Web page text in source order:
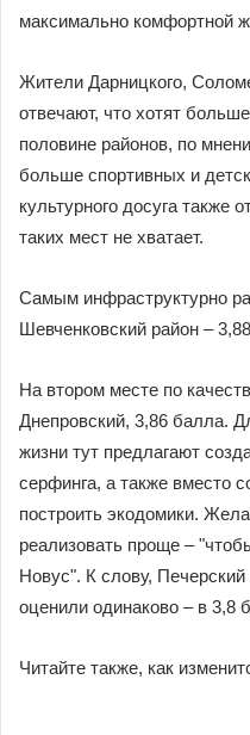
максимально комфортной
Жители Дарницкого,
отвечают, что хотят
половине районов, по
больше спортивных и
культурного досуга также
таких мест не хватает.
Самым инфраструктурно
Шевченковский район –
На втором месте по
Днепровский, 3,86 балла.
жизни тут предлагают
серфинга, а также вместо
построить экодомики.
реализовать проще –
Новус". К слову,
оценили одинаково – в 3,8
Читайте также, как